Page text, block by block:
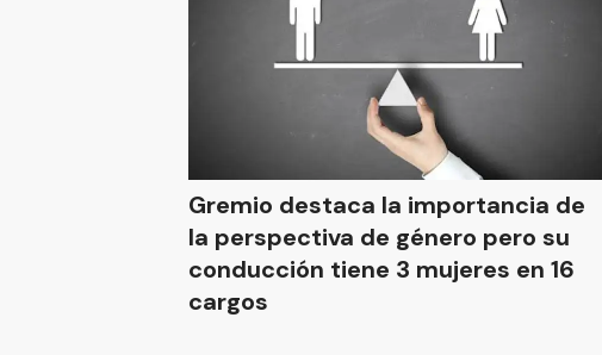
Gremio destaca la importancia de
la perspectiva de género pero su
conducción tiene 3 mujeres en 16
cargos